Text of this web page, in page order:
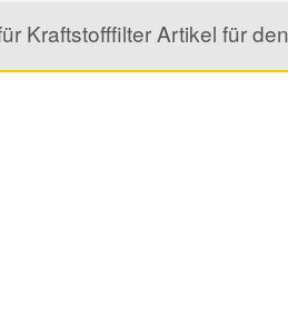
Kraftstofffilter Artikel für